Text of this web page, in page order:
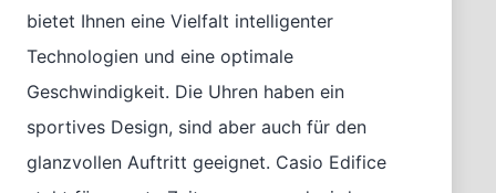
bietet Ihnen eine Vielfalt intelligenter
Technologien und eine optimale
Geschwindigkeit. Die Uhren haben ein
sportives Design, sind aber auch für den
glanzvollen Auftritt geeignet. Casio Edifice